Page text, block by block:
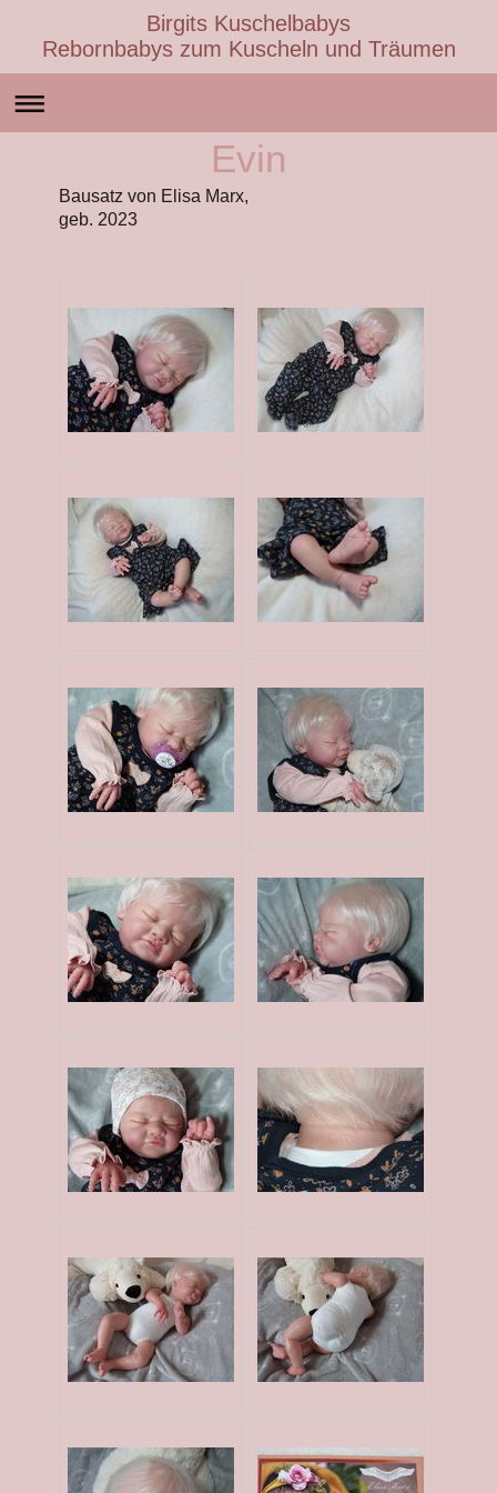
Birgits Kuschelbabys
Rebornbabys zum Kuscheln und Träumen
Evin
Bausatz von Elisa Marx,
geb. 2023